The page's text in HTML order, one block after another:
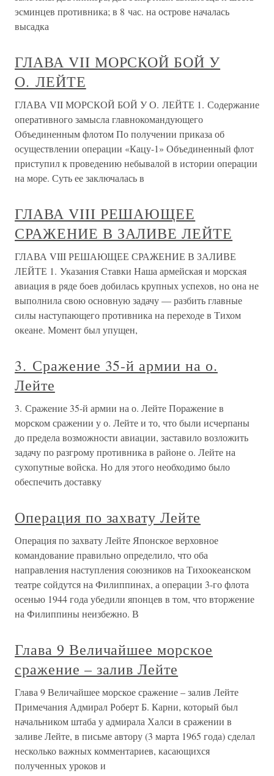
эсминцев противника; в 8 час. на острове началась
высадка
ГЛАВА VII МОРСКОЙ БОЙ У
О. ЛЕЙТЕ
ГЛАВА VII МОРСКОЙ БОЙ У О. ЛЕЙТЕ 1. Содержание
оперативного замысла главнокомандующего
Объединенным флотом По получении приказа об
осуществлении операции «Кацу-1» Объединенный флот
приступил к проведению небывалой в истории операции
на море. Суть ее заключалась в
ГЛАВА VIII РЕШАЮЩЕЕ
СРАЖЕНИЕ В ЗАЛИВЕ ЛЕЙТЕ
ГЛАВА VIII РЕШАЮЩЕЕ СРАЖЕНИЕ В ЗАЛИВЕ
ЛЕЙТЕ 1. Указания Ставки Наша армейская и морская
авиация в ряде боев добилась крупных успехов, но она не
выполнила свою основную задачу — разбить главные
силы наступающего противника на переходе в Тихом
океане. Момент был упущен,
3. Сражение 35-й армии на о.
Лейте
3. Сражение 35-й армии на о. Лейте Поражение в
морском сражении у о. Лейте и то, что были исчерпаны
до предела возможности авиации, заставило возложить
задачу по разгрому противника в районе о. Лейте на
сухопутные войска. Но для этого необходимо было
обеспечить доставку
Операция по захвату Лейте
Операция по захвату Лейте Японское верховное
командование правильно определило, что оба
направления наступления союзников на Тихоокеанском
театре сойдутся на Филиппинах, а операции 3-го флота
осенью 1944 года убедили японцев в том, что вторжение
на Филиппины неизбежно. В
Глава 9 Величайшее морское
сражение – залив Лейте
Глава 9 Величайшее морское сражение – залив Лейте
Примечания Адмирал Роберт Б. Карни, который был
начальником штаба у адмирала Халси в сражении в
заливе Лейте, в письме автору (3 марта 1965 года) сделал
несколько важных комментариев, касающихся
полученных уроков и